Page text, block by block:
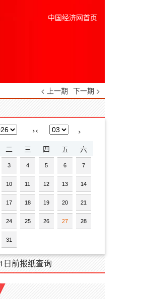
中国经济网首页
< 上一期 下一期 >
›‹ ›
二 三 四 五 六
3 4 5 6 7
10 11 12 13 14
17 18 19 20 21
24 25 26 27 28
31
日前报纸查询